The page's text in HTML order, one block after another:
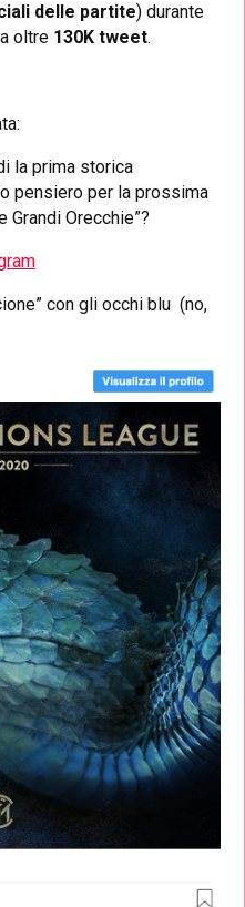
delle partite) durante
oltre 130K tweet.
la prima storica
pensiero per la prossima
Grandi Orecchie”?
con gli occhi blu (no,